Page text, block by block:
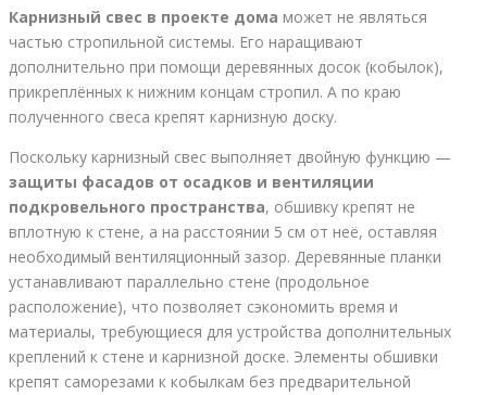
Карнизный свес в проекте дома может не являться
частью стропильной системы. Его наращивают
дополнительно при помощи деревянных досок (кобылок),
прикреплённых к нижним концам стропил. А по краю
полученного свеса крепят карнизную доску.
Поскольку карнизный свес выполняет двойную функцию —
защиты фасадов от осадков и вентиляции
подкровельного пространства, обшивку крепят не
вплотную к стене, а на расстоянии 5 см от неё, оставляя
необходимый вентиляционный зазор. Деревянные планки
устанавливают параллельно стене (продольное
расположение), что позволяет сэкономить время и
материалы, требующиеся для устройства дополнительных
креплений к стене и карнизной доске. Элементы обшивки
крепят саморезами к кобылкам без предварительной